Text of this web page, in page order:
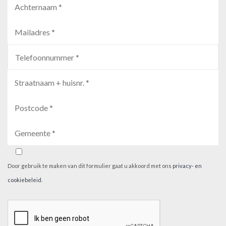
Door gebruik te maken van dit formulier gaat u akkoord met ons privacy- en
cookiebeleid